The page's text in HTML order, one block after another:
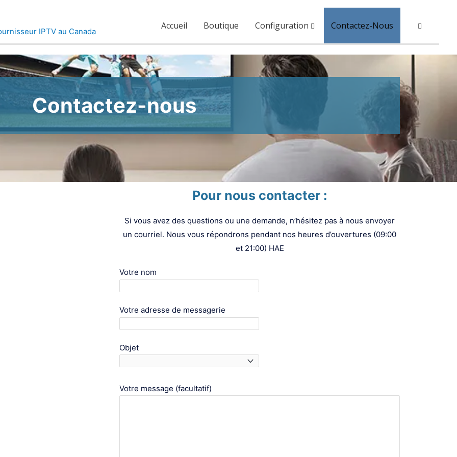
Accueil Boutique Configuration Contactez-Nous
Contactez-nous
Pour nous contacter :
Si vous avez des questions ou une demande, n’hésitez pas à nous envoyer
un courriel. Nous vous répondrons pendant nos heures d’ouvertures (09:00
et 21:00) HAE
Votre nom
Votre adresse de messagerie
Objet
Votre message (facultatif)